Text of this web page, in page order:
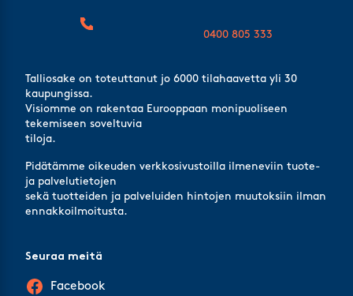
0400 805 333
Talliosake on toteuttanut jo 6000 tilahaavetta yli 30
kaupungissa.
Visiomme on rakentaa Eurooppaan monipuoliseen
tekemiseen soveltuvia
tiloja.
Pidätämme oikeuden verkkosivustoilla ilmeneviin tuote-
ja palvelutietojen
sekä tuotteiden ja palveluiden hintojen muutoksiin ilman
ennakkoilmoitusta.
Seuraa meitä
Facebook